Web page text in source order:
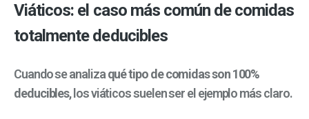
Viáticos: el caso más común de comidas
totalmente deducibles
Cuando se analizaqué tipo de comidas son 100%
deducibles, los viáticos suelen ser el ejemplo más claro.